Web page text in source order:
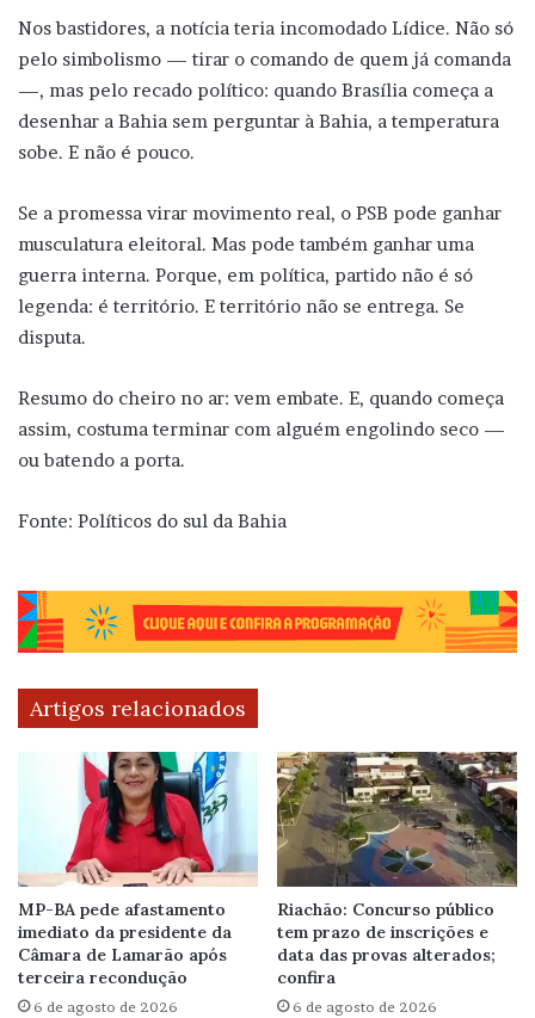
Nos bastidores, a notícia teria incomodado Lídice. Não só
pelo simbolismo — tirar o comando de quem já comanda
—, mas pelo recado político: quando Brasília começa a
desenhar a Bahia sem perguntar à Bahia, a temperatura
sobe. E não é pouco.
Se a promessa virar movimento real, o PSB pode ganhar
musculatura eleitoral. Mas pode também ganhar uma
guerra interna. Porque, em política, partido não é só
legenda: é território. E território não se entrega. Se
disputa.
Resumo do cheiro no ar: vem embate. E, quando começa
assim, costuma terminar com alguém engolindo seco —
ou batendo a porta.
Fonte: Políticos do sul da Bahia
Artigos relacionados
MP-BA pede afastamento
imediato da presidente da
Câmara de Lamarão após
terceira recondução
6 de agosto de 2026
Riachão: Concurso público
tem prazo de inscrições e
data das provas alterados;
confira
6 de agosto de 2026